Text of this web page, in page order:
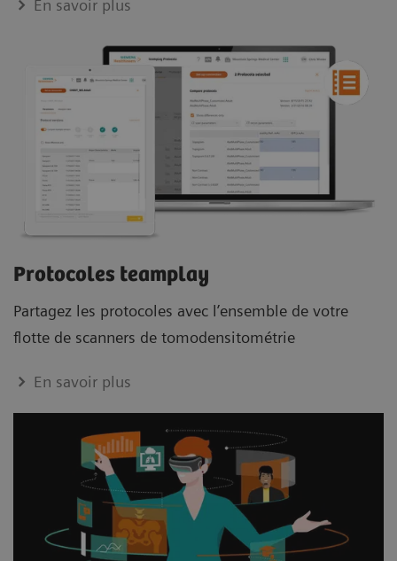
En savoir plus
Protocoles teamplay
Partagez les protocoles avec l’ensemble de votre
flotte de scanners de tomodensitométrie
En savoir plus